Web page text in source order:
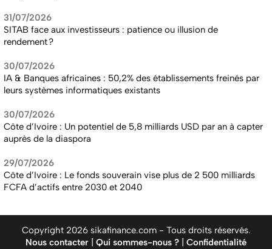
31/07/2026
SITAB face aux investisseurs : patience ou illusion de
rendement ?
30/07/2026
IA & Banques africaines : 50,2% des établissements freinés par
leurs systèmes informatiques existants
30/07/2026
Côte d’Ivoire : Un potentiel de 5,8 milliards USD par an à capter
auprès de la diaspora
29/07/2026
Côte d’Ivoire : Le fonds souverain vise plus de 2 500 milliards
FCFA d’actifs entre 2030 et 2040
Copyright 2026 sikafinance.com - Tous droits réservés.
Nous contacter
Qui sommes-nous ? Confidentialité